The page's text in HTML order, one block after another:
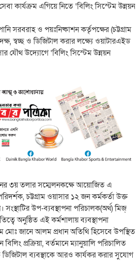
কার্যক্রম এগিয়ে নিতে ‘বিলিং সিস্টেম উন্নয়ন
সরবরাহ ও পয়ঃনিষ্কাশন কর্তৃপক্ষের (চট্টগ্রাম
স্বচ্ছ ও ডিজিটাল করার লক্ষ্যে ওয়াটারএইড
যৌথ উদ্যোগে ‘বিলিং সিস্টেম উন্নয়ন
৩য় তলার সম্মেলনকক্ষে আয়োজিত এ
চট্টগ্রাম ওয়াসার ১২ জন কর্মকর্তা উক্ত
উপ-ব্যবস্থাপনা পরিচালক(অর্থ) মিজ্
অনুষ্ঠিত এই কর্মশালায় ব্যবস্থাপনা
মোঃ জানে আলম প্রধান অতিথি হিসেবে উপস্থিত
প্রক্রিয়া, বর্তমানে ম্যানুয়ালি পরিচালিত
ডিজিটাল ব্যবস্থাকে আরও কার্যকর করার সুযোগ